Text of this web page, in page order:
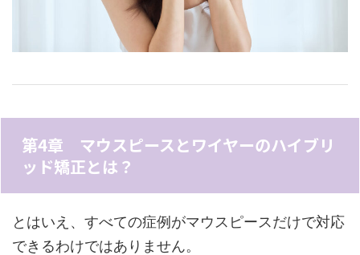
第4章 マウスピースとワイヤーのハイブリ
ッド矯正とは？
とはいえ、すべての症例がマウスピースだけで対応
できるわけではありません。